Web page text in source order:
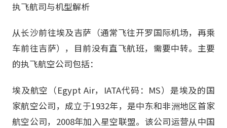
执飞航司与机型解析
从长沙前往埃及吉萨（通常飞往开罗国际机场，再乘
车前往吉萨），目前没有直飞航班，需要中转。主要
的执飞航空公司包括：
埃及航空（Egypt Air，IATA代码：MS）是埃及的国
家航空公司，成立于1932年，是中东和非洲地区首家
航空公司，2008年加入星空联盟。该公司运营从中国